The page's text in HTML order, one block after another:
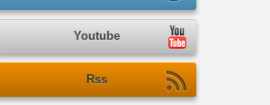
Youtube
Rss